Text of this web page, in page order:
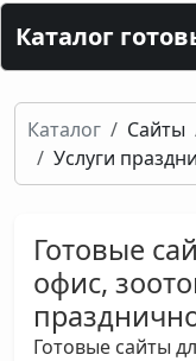
Каталог
Каталог Сайты
Услуги
Готовые
офис,
Готовые сайты